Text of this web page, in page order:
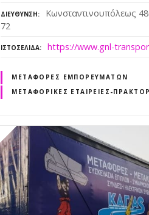
ΔΙΕΎΘΥΝΣΗ
Κωνσταντινουπόλεως
72
ΙΣΤΟΣΕΛΊΔΑ https://www.gnl-
ΜΕΤΑΦΟΡΈΣ ΕΜΠΟΡΕΥΜΆΤΩΝ
ΜΕΤΑΦΟΡΙΚΈΣ ΕΤΑΙΡΕΊΕΣ-